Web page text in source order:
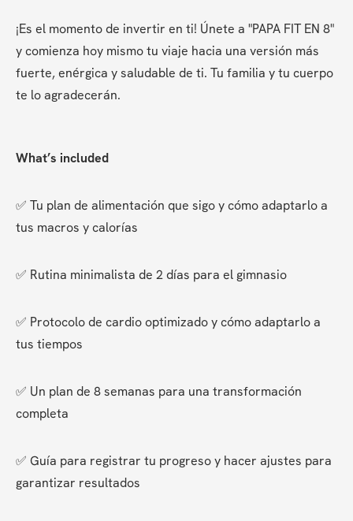
¡Es el momento de invertir en ti! Únete a "PAPA FIT EN 8"
y comienza hoy mismo tu viaje hacia una versión más
fuerte, enérgica y saludable de ti. Tu familia y tu cuerpo
te lo agradecerán.
What’s included
✅ Tu plan de alimentación que sigo y cómo adaptarlo a
tus macros y calorías
✅ Rutina minimalista de 2 días para el gimnasio
✅ Protocolo de cardio optimizado y cómo adaptarlo a
tus tiempos
✅ Un plan de 8 semanas para una transformación
completa
✅ Guía para registrar tu progreso y hacer ajustes para
garantizar resultados